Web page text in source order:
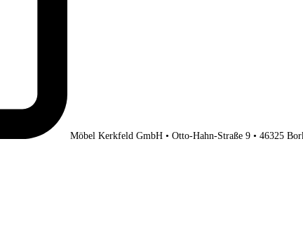
Möbel Kerkfeld GmbH • Otto-Hahn-Straße 9 • 46325